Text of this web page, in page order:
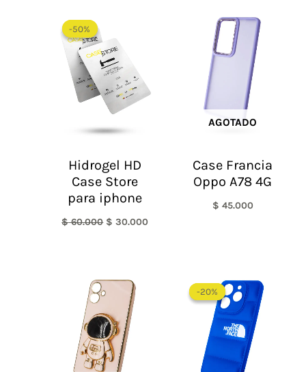
-50%
-50%
Hidrogel HD
Case Store
para iphone
$60.000
era:
$ 60.000.
$ 30.000
AGOTADO
Case Francia
Oppo A78 4G
$ 45.000
-20%
-20%
precio
original
era:
$ 60.000.